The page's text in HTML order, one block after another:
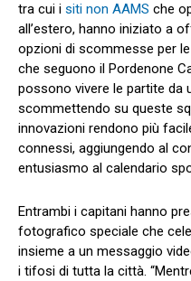
tra cui i siti non AAMS che
all’estero, hanno iniziato a
opzioni di scommesse per
che seguono il Pordenone
possono vivere le partite da
scommettendo su queste
innovazioni rendono più
connessi, aggiungendo al
entusiasmo al calendario
Entrambi i capitani hanno
fotografico speciale che
insieme a un messaggio
i tifosi di tutta la città.